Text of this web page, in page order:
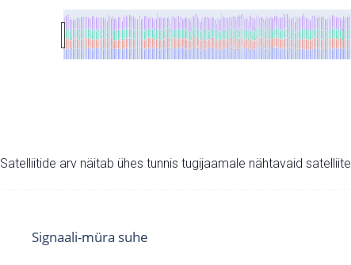
Satelliitide arv näitab ühes tunnis tugijaamale nähtavaid satelliite.
Signaali-müra suhe